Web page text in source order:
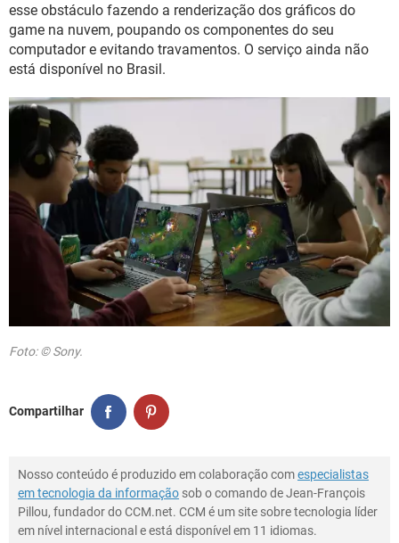
esse obstáculo fazendo a renderização dos gráficos do
game na nuvem, poupando os componentes do seu
computador e evitando travamentos. O serviço ainda não
está disponível no Brasil.
Foto: © Sony.
Compartilhar
Nosso conteúdo é produzido em colaboração comespecialistas
em tecnologia da informação sob o comando de Jean-François
Pillou, fundador do CCM.net. CCM é um site sobre tecnologia líder
em nível internacional e está disponível em 11 idiomas.